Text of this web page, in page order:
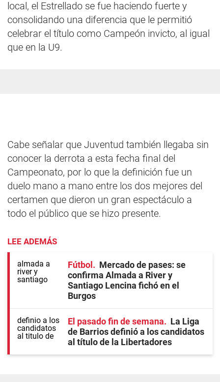
local, el Estrellado se fue haciendo fuerte y
consolidando una diferencia que le permitió
celebrar el título como Campeón invicto, al igual
que en la U9.
Cabe señalar que Juventud también llegaba sin
conocer la derrota a esta fecha final del
Campeonato, por lo que la definición fue un
duelo mano a mano entre los dos mejores del
certamen que dieron un gran espectáculo a
todo el público que se hizo presente.
LEE ADEMÁS
Fútbol
Mercado de pases: se
confirma Almada a River y
Santiago Lencina fichó en el
Burgos
El pasado fin de semana
La Liga
de Barrios definió a los candidatos
al título de la Libertadores